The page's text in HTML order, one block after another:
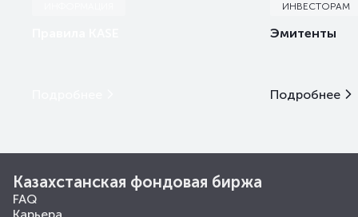
ИНВЕСТОРАМ
Эмитенты
Подробнее
Казахстанская фондовая биржа
FAQ